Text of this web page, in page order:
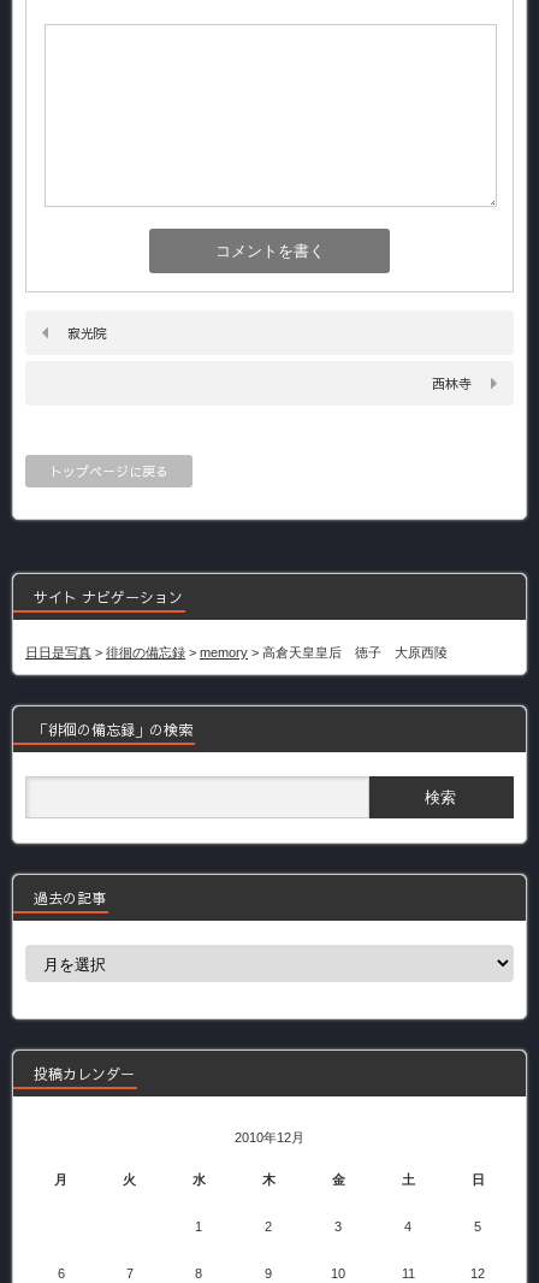
寂光院
西林寺
トップページに戻る
サイト ナビゲーション
日日是写真 > 徘徊の備忘録 > memory > 高倉天皇皇后 徳子 大原西陵
「徘徊の備忘録」の検索
過去の記事
事
投稿カレンダー
2010年12月
月 火 水 木 金 土 日
1 2 3 4 5
6 7 8 9 10 11 12